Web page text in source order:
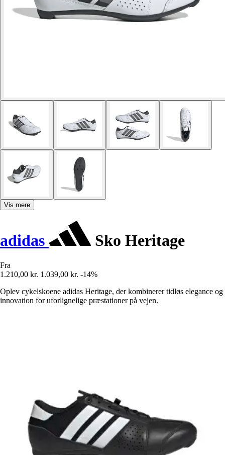
Vis mere
adidas Sko Heritage
Fra
1.210,00 kr. 1.039,00 kr. -14%
Oplev cykelskoene adidas Heritage, der kombinerer tidløs elegance og
innovation for uforlignelige præstationer på vejen.